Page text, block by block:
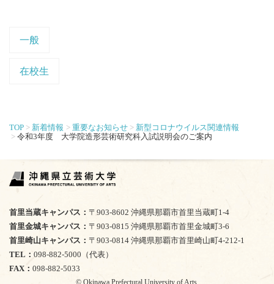
一般
在校生
TOP 新着情報 重要なお知らせ
新型コロナウイルス関連情報
令和3年度 大学院造形芸術研究科入試説明会のご案内
TEL
098-882-5000（代表）
FAX
098-882-5033
© Okinawa Prefectural University of Arts.
首里当蔵キャンパス
〒903-8602 沖縄県那覇市首里当蔵町1-4
首里金城キャンパス
〒903-0815 沖縄県那覇市首里金城町3-6
首里崎山キャンパス
〒903-0814 沖縄県那覇市首里崎山町4-212-1